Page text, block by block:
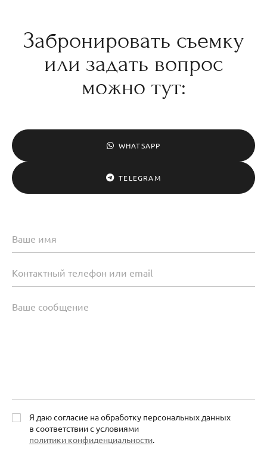
Забронировать съемку
или задать вопрос
можно тут:
WHATSAPP
TELEGRAM
Я даю согласие на обработку персональных данных
в соответствии с условиями
политики конфиденциальности